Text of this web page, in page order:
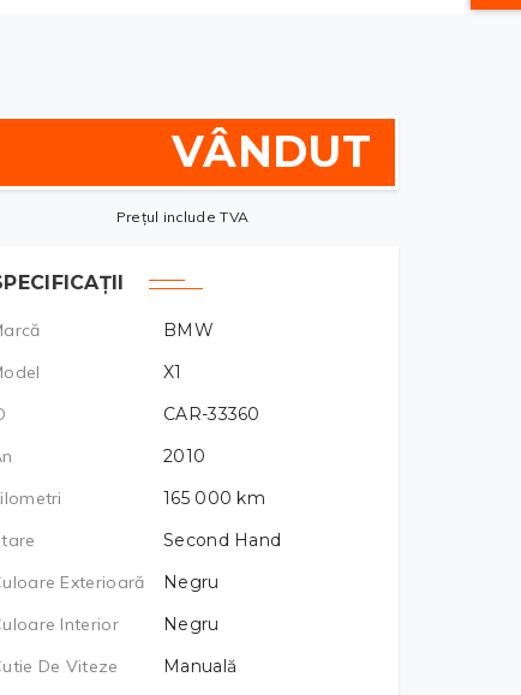
VÂNDUT
Prețul include TVA
BMW
X1
CAR-33360
2010
165 000 km
Second Hand
Exterioară
Negru
Interior
Negru
De Viteze
Manuală